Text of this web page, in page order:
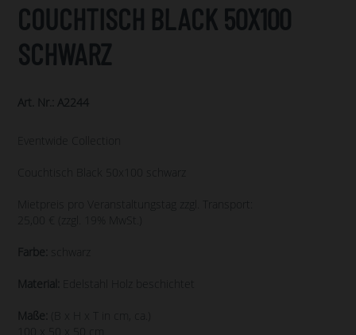
COUCHTISCH BLACK 50X100
SCHWARZ
Art. Nr.: A2244
Eventwide Collection
Couchtisch Black 50x100 schwarz
Mietpreis pro Veranstaltungstag zzgl. Transport:
25,00 € (zzgl. 19% MwSt.)
Farbe: schwarz
Material: Edelstahl Holz beschichtet
Maße:
(B x H x T in cm, ca.)